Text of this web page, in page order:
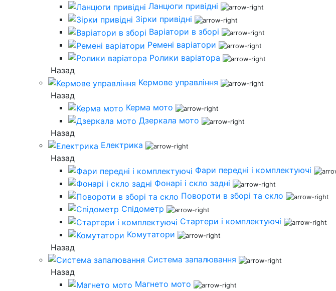
Ланцюги привідні
Зірки привідні
Варіатори в зборі
Ремені варіатори
Ролики варіатора
Назад
Кермове управління
Назад
Керма мото
Дзеркала мото
Назад
Електрика
Назад
Фари передні і комплектуючі
Фонарі і скло задні
Повороти в зборі та скло
Спідометр
Стартери і комплектуючі
Комутатори
Назад
Система запалювання
Назад
Магнето мото